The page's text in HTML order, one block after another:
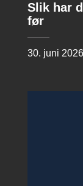
Slik har
før
30. juni 2026